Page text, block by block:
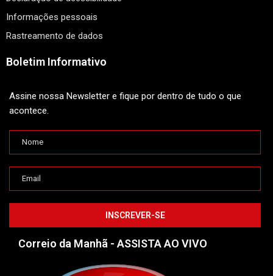
Informações pessoais
Rastreamento de dados
Boletim Informativo
Assine nossa Newsletter e fique por dentro de tudo o que
acontece.
Correio da Manhã - ASSISTA AO VIVO